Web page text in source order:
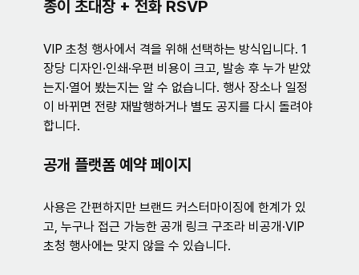
종이 초대장 + 전화 RSVP
VIP 초청 행사에서 격을 위해 선택하는 방식입니다. 1
장당 디자인·인쇄·우편 비용이 크고, 발송 후 누가 받았
는지·열어 봤는지는 알 수 없습니다. 행사 장소나 일정
이 바뀌면 전량 재발행하거나 별도 공지를 다시 돌려야
합니다.
공개 플랫폼 예약 페이지
사용은 간편하지만 브랜드 커스터마이징에 한계가 있
고, 누구나 접근 가능한 공개 링크 구조라 비공개·VIP
초청 행사에는 맞지 않을 수 있습니다.